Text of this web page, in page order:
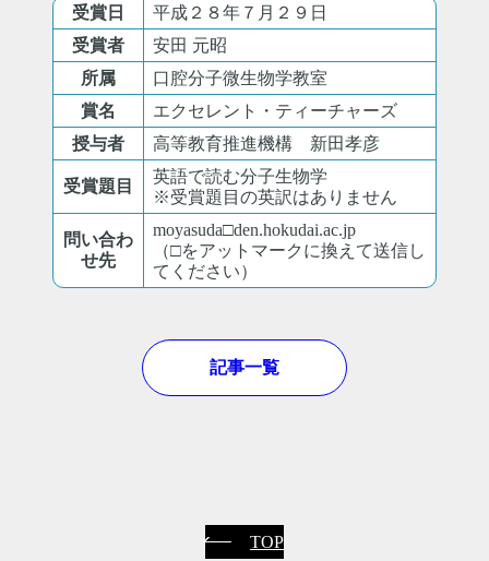
受賞日
平成２８年７月２９日
受賞者
安田 元昭
所属
口腔分子微生物学教室
賞名
エクセレント・ティーチャーズ
授与者
高等教育推進機構 新田孝彦
受賞題目
英語で読む分子生物学
※受賞題目の英訳はありません
問い合わ
せ先
moyasuda□den.hokudai.ac.jp
（□をアットマークに換えて送信し
てください）
記事一覧
TOP